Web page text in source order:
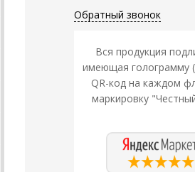
Обратный звонок
Вся продукция
имеющая голограмму
QR-код на каждом
маркировку